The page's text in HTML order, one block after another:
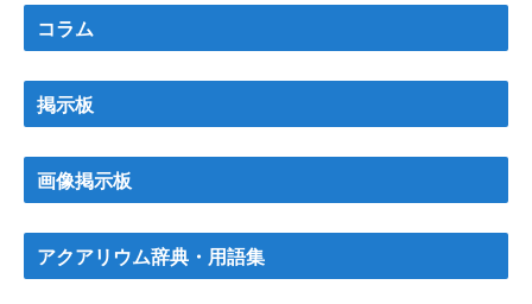
コラム
掲示板
画像掲示板
アクアリウム辞典・用語集